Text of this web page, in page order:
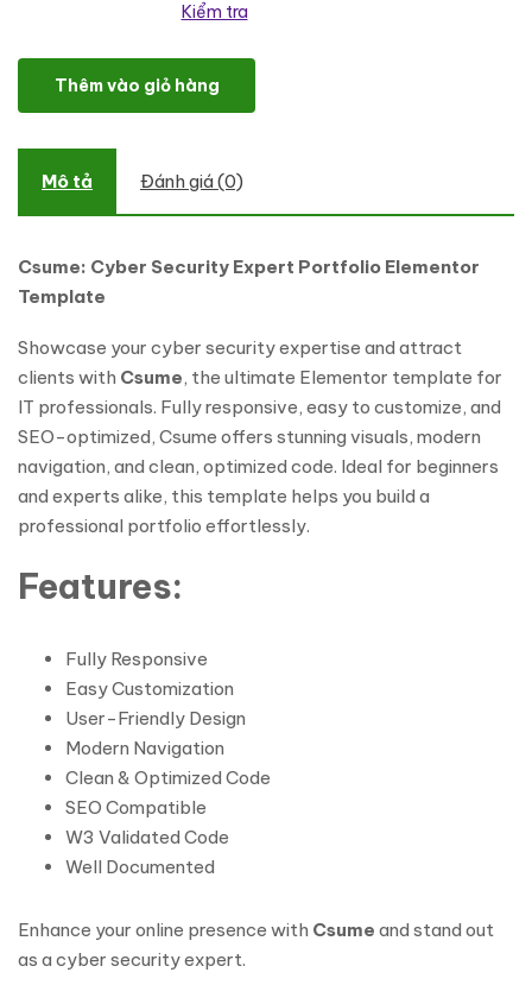
Kiểm tra
Csume – Cyber Security Expert Portfolio Elementor Template
Thêm vào giỏ hàng
Mô tả Đánh giá (0)
Csume: Cyber Security Expert Portfolio Elementor
Template
Showcase your cyber security expertise and attract
clients with Csume, the ultimate Elementor template for
IT professionals. Fully responsive, easy to customize, and
SEO-optimized, Csume offers stunning visuals, modern
navigation, and clean, optimized code. Ideal for beginners
and experts alike, this template helps you build a
professional portfolio effortlessly.
Features:
Fully Responsive
Easy Customization
User-Friendly Design
Modern Navigation
Clean & Optimized Code
SEO Compatible
W3 Validated Code
Well Documented
Enhance your online presence with Csume and stand out
as a cyber security expert.